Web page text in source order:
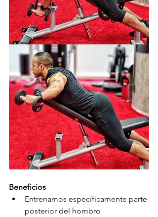
Beneficios
Entrenamos específicamente parte
posterior del hombro